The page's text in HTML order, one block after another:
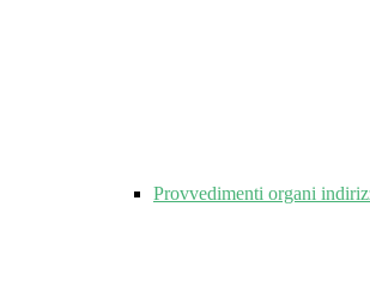
Provvedimenti organi